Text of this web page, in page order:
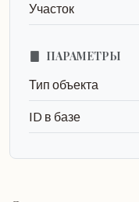
Участок
ПАРАМЕТРЫ
Тип объекта
ID в базе